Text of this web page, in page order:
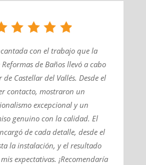
con el trabajo que la
de Baños llevó a cabo
Castellar del Vallés. Desde el
contacto, mostraron un
excepcional y un
genuino con la calidad. El
de cada detalle, desde el
la instalación, y el resultado
expectativas. ¡Recomendaría